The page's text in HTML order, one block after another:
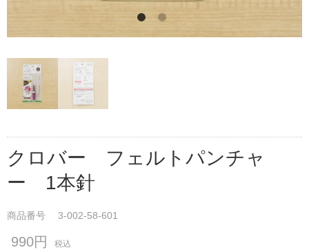
クロバー フェルトパンチャ
ー 1本針
商品番号 3-002-58-601
990円 税込